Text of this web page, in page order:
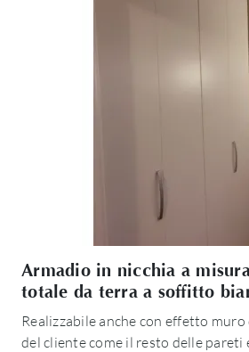
Armadio in nicchia a
totale da terra a soffitto
Realizzabile anche con effetto
del cliente come il resto delle pareti